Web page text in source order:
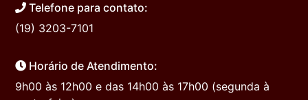
Telefone para contato:
(19) 3203-7101
Horário de Atendimento:
9h00 às 12h00 e das 14h00 às 17h00 (segunda à